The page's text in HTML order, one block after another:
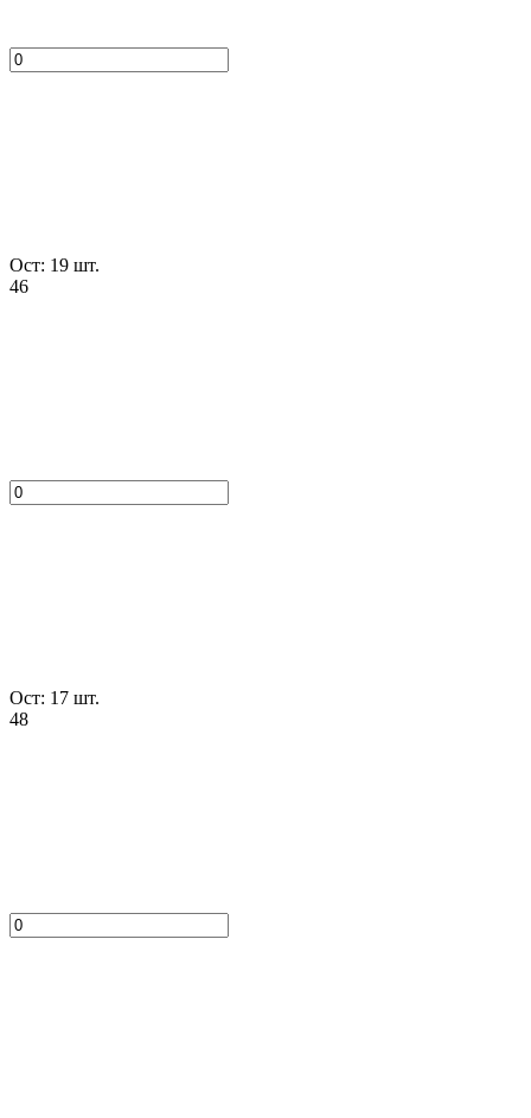
Ост: 19 шт.
46
Ост: 17 шт.
48